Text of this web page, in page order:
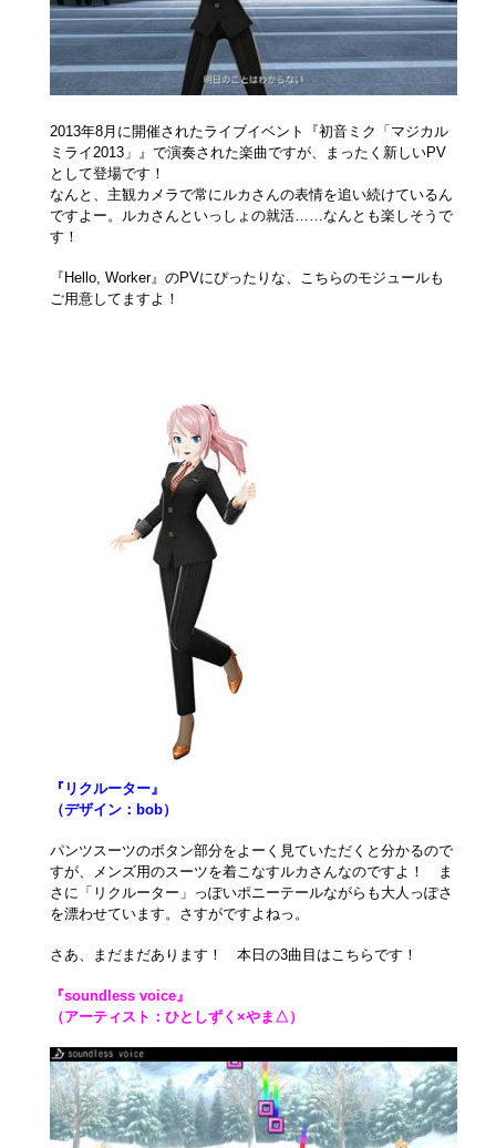
2013年8月に開催されたライブイベント『初音ミク「マジカル
ミライ2013」』で演奏された楽曲ですが、まったく新しいPV
として登場です！
なんと、主観カメラで常にルカさんの表情を追い続けているん
ですよー。ルカさんといっしょの就活……なんとも楽しそうで
す！
『Hello, Worker』のPVにぴったりな、こちらのモジュールも
ご用意してますよ！
『リクルーター』
（デザイン：bob）
パンツスーツのボタン部分をよーく見ていただくと分かるので
すが、メンズ用のスーツを着こなすルカさんなのですよ！ ま
さに「リクルーター」っぽいポニーテールながらも大人っぽさ
を漂わせています。さすがですよねっ。
さあ、まだまだあります！ 本日の3曲目はこちらです！
『soundless voice』
（アーティスト：ひとしずく×やま△）